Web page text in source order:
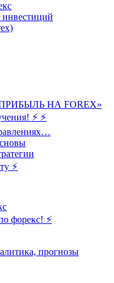
НА FOREX»
⚡ ⚡
⚡️
форекс! ⚡
прогнозы